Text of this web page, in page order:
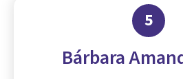
5
Bárbara